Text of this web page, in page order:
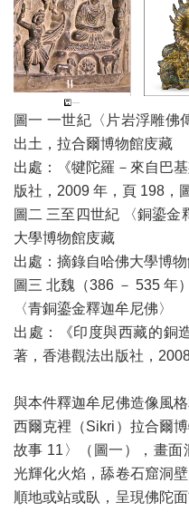
圖一 一世紀〈片岩浮雕佛
出土，拉合爾博物館庋藏
出處：《犍陀羅－來自巴
版社，2009 年，頁 198，
圖二 三至四世紀 〈銅鎏金
大學博物館庋藏
出處：摘錄自哈佛大學博
圖三 北魏（386 － 535 年
〈青銅鎏金釋迦牟尼佛〉
出處：《印度與西藏的銅
著，香港觀法出版社，
與本件釋迦牟尼佛造像風
西爾克裡（Sikri）拉合爾
故事 11〉（圖一），畫面
光輝化火焰，舔卷石窟洞
順地或站或臥，呈現佛陀